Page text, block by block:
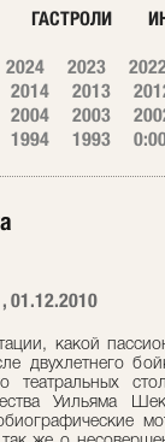
ГАСТРОЛИ
2024 2023
2014 2013
2004 2003
1994 1993
01.12.2010
какой
двухлетнего
театральных
Уильяма